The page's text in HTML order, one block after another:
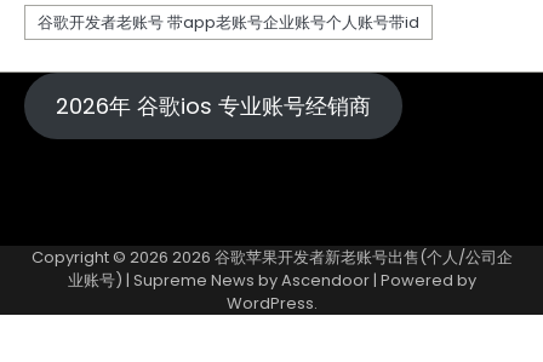
2026年 谷歌ios 专业账号经销商
Copyright © 2026 2026 谷歌苹果开发者新老账号出售(个人/公司企
业账号) | Supreme News byAscendoor| Powered by
WordPress.